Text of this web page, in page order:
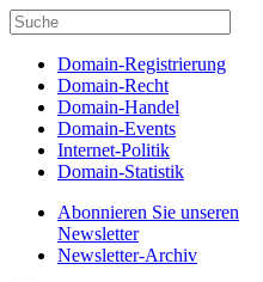
Domain-Registrierung
Domain-Recht
Domain-Handel
Domain-Events
Internet-Politik
Domain-Statistik
Abonnieren Sie unseren
Newsletter
Newsletter-Archiv